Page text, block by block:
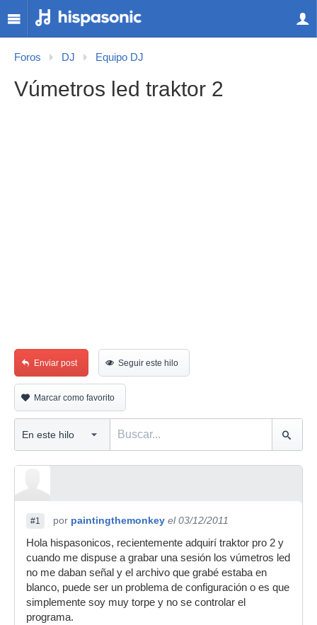
Foros DJ Equipo DJ
Vúmetros led traktor 2
Enviar post Seguir este hilo
Marcar como favorito
#1 por paintingthemonkey el 03/12/2011
Hola hispasonicos, recientemente adquirí traktor pro 2 y
cuando me dispuse a grabar una sesión los vúmetros led
no me daban señal y el archivo que grabé estaba en
blanco, puede ser un problema de configuración o es que
simplemente soy muy torpe y no se controlar el
programa.